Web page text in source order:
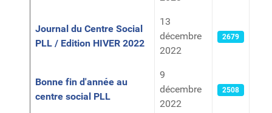
Journal du Centre Social
PLL / Edition HIVER 2022
13
décembre
2022
2679
Bonne fin d'année au
centre social PLL
9
décembre
2022
2508